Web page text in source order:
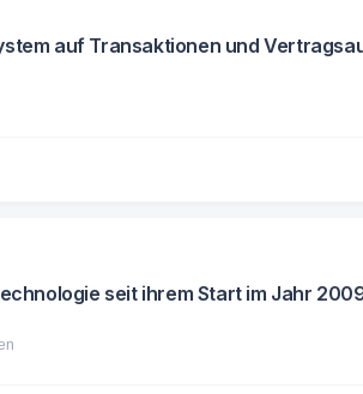
auf Transaktionen und
seit ihrem Start im Jahr